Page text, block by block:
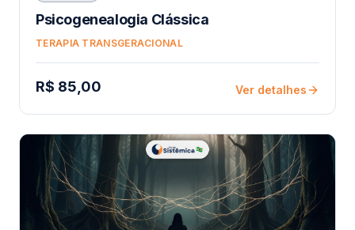
Psicogenealogia Clássica
TERAPIA TRANSGERACIONAL
R$ 85,00 Ver detalhes